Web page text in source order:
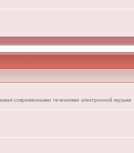
современными течениями электронной музыки